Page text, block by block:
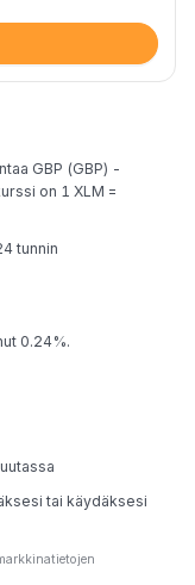
GBP (GBP) -
on 1 XLM =
tunnin
0.24%.
tai käydäksesi